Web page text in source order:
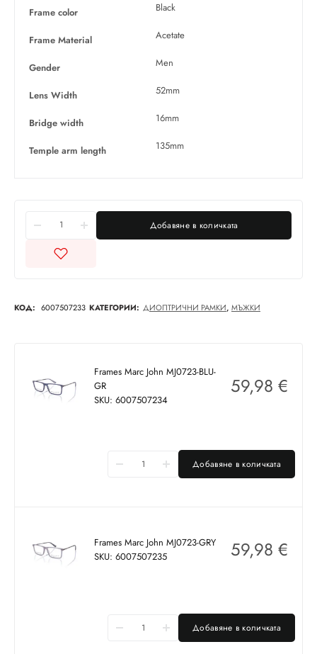
Frame color Black
Frame Material Acetate
Gender Men
Lens Width 52mm
Bridge width 16mm
Temple arm length 135mm
Добавяне в количката
КОД: 6007507233 КАТЕГОРИИ: ДИОПТРИЧНИ РАМКИ, МЪЖКИ
Frames Marc John MJ0723-BLU-
GR
SKU: 6007507234
59,98 €
Добавяне в количката
Frames Marc John MJ0723-GRY
SKU: 6007507235
59,98 €
Добавяне в количката